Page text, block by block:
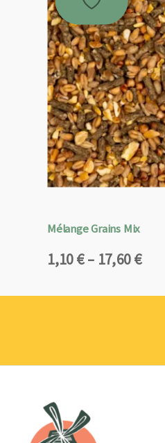
Mélange Grains Mix
1,10€– 17,60€
Plage
prix :